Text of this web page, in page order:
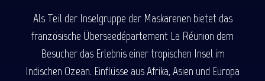
Als Teil der Inselgruppe der Maskarenen bietet das
französische Überseedépartement La Réunion dem
Besucher das Erlebnis einer tropischen Insel im
Indischen Ozean. Einflüsse aus Afrika, Asien und Europa